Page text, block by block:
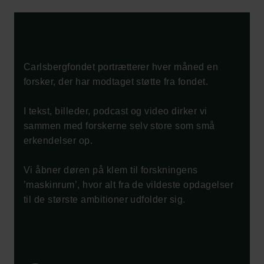
Carlsbergfondet portrætterer hver måned en
forsker, der har modtaget støtte fra fondet.
I tekst, billeder, podcast og video dirker vi
sammen med forskerne selv store som små
erkendelser op.
Vi åbner døren på klem til forskningens
’maskinrum’, hvor alt fra de vildeste opdagelser
til de største ambitioner udfolder sig.
Ny Carlsbergfondet
H.C. Andersens Boulevard 35
1553 København V
+45 33 43 53 63